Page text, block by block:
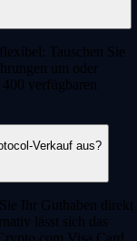
Tauschen Sie
um oder
verfügbaren
Verkauf aus?
Ihr Guthaben direkt
lässt sich das
Visa Card